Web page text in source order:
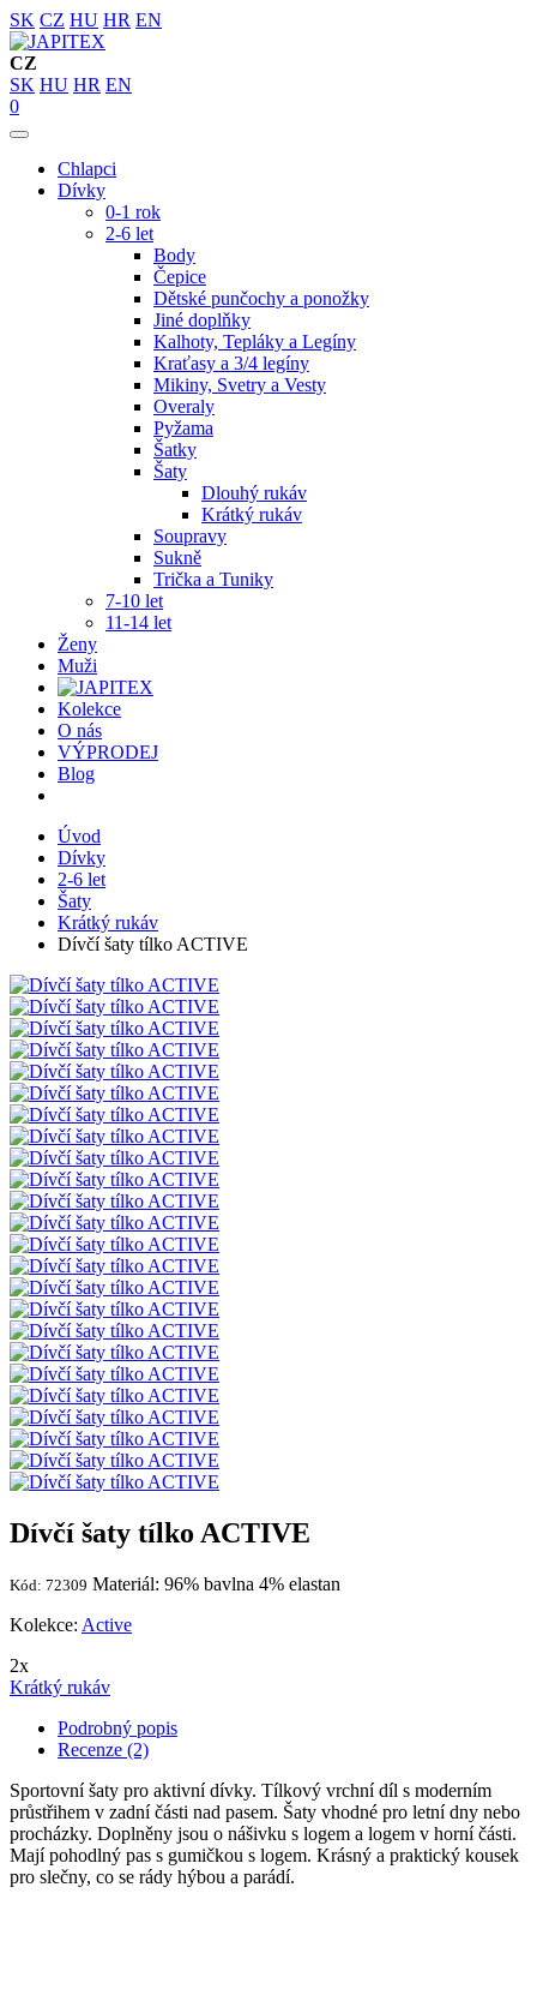
SK CZ HU HR EN
CZ
SK HU HR EN
0
Chlapci
Dívky
0-1 rok
2-6 let
Body
Čepice
Dětské punčochy a ponožky
Jiné doplňky
Kalhoty, Tepláky a Legíny
Kraťasy a 3/4 legíny
Mikiny, Svetry a Vesty
Overaly
Pyžama
Šatky
Šaty
Dlouhý rukáv
Krátký rukáv
Soupravy
Sukně
Trička a Tuniky
7-10 let
11-14 let
Ženy
Muži
Kolekce
O nás
VÝPRODEJ
Blog
Úvod
Dívky
2-6 let
Šaty
Krátký rukáv
Dívčí šaty tílko ACTIVE
Dívčí šaty tílko ACTIVE
Kód: 72309 Materiál: 96% bavlna 4% elastan
Kolekce: Active
2x
Krátký rukáv
Podrobný popis
Recenze (2)
Sportovní šaty pro aktivní dívky. Tílkový vrchní díl s moderním
průstřihem v zadní části nad pasem. Šaty vhodné pro letní dny nebo
procházky. Doplněny jsou o nášivku s logem a logem v horní části.
Mají pohodlný pas s gumičkou s logem. Krásný a praktický kousek
pro slečny, co se rády hýbou a parádí.